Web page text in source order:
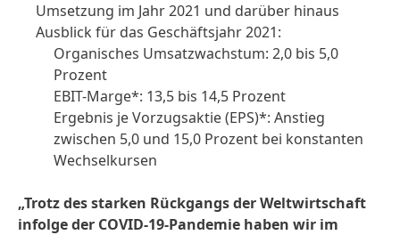
Umsetzung im Jahr 2021 und darüber hinaus
Ausblick für das Geschäftsjahr 2021:
Organisches Umsatzwachstum: 2,0 bis 5,0
Prozent
EBIT-Marge*: 13,5 bis 14,5 Prozent
Ergebnis je Vorzugsaktie(EPS)*: Anstieg
zwischen 5,0 und 15,0 Prozent bei konstanten
Wechselkursen
„Trotz des starken Rückgangs der Weltwirtschaft
infolge der COVID-19-Pandemie haben wir im